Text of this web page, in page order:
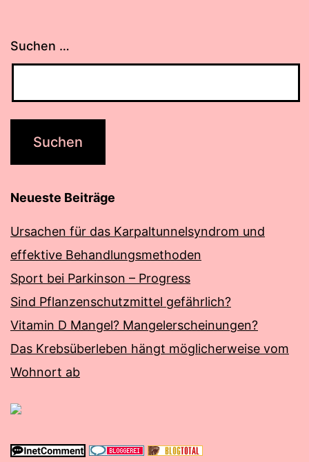
Suchen …
Neueste Beiträge
Ursachen für das Karpaltunnelsyndrom und
effektive Behandlungsmethoden
Sport bei Parkinson – Progress
Sind Pflanzenschutzmittel gefährlich?
Vitamin D Mangel? Mangelerscheinungen?
Das Krebsüberleben hängt möglicherweise vom
Wohnort ab